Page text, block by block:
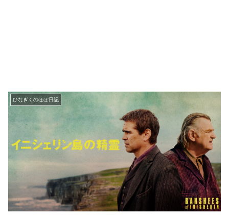
ひなぎくのほぼ日記